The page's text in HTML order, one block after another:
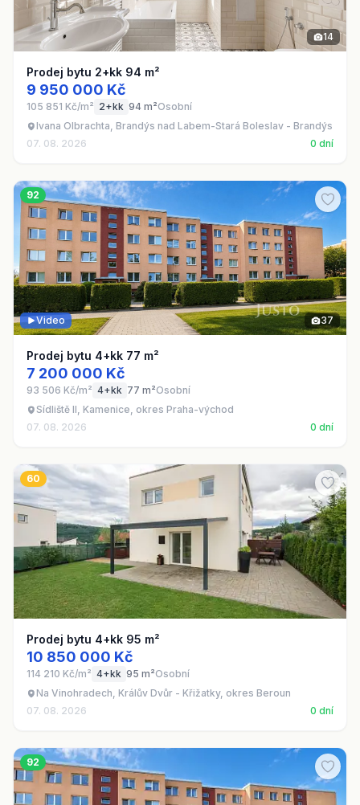
14
Prodej bytu 2+kk 94 m²
9 950 000 Kč
105 851 Kč/m² 2+kk 94 m²Osobní
Ivana Olbrachta, Brandýs nad Labem-Stará Boleslav - Brandýs
07. 08. 2026
0 dní
92
37
Video
Prodej bytu 4+kk 77 m²
7 200 000 Kč
93 506 Kč/m² 4+kk 77 m²Osobní
Sídliště II, Kamenice, okres Praha-východ
07. 08. 2026
0 dní
60
Prodej bytu 4+kk 95 m²
10 850 000 Kč
114 210 Kč/m² 4+kk 95 m²Osobní
Na Vinohradech, Králův Dvůr - Křižatky, okres Beroun
07. 08. 2026
0 dní
92